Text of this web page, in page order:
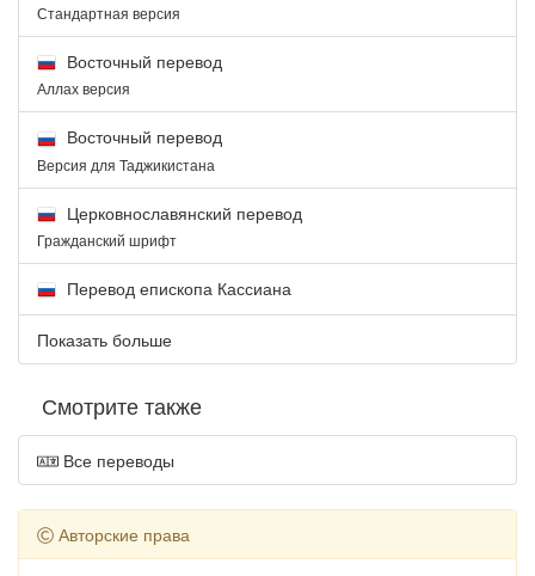
Стандартная версия
Восточный перевод
Аллах версия
Восточный перевод
Версия для Таджикистана
Церковнославянский перевод
Гражданский шрифт
Перевод епископа Кассиана
Показать больше
Смотрите также
Все переводы
Авторские права